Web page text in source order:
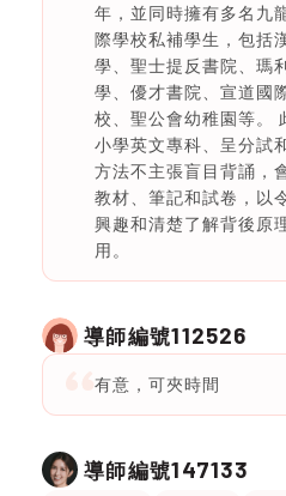
年，並同時擁有多名九
際學校私補學生，包括
學、聖士提反書院、瑪
學、優才書院、宣道國
校、聖公會幼稚園等。
小學英文專科、呈分試
方法不主張盲目背誦，
教材、筆記和試卷，以
興趣和清楚了解背後原
用。
導師編號112526
有意，可夾時間
導師編號147133